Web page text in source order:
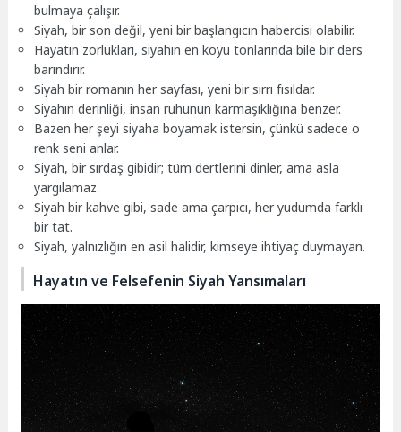
bulmaya çalışır.
Siyah, bir son değil, yeni bir başlangıcın habercisi olabilir.
Hayatın zorlukları, siyahın en koyu tonlarında bile bir ders
barındırır.
Siyah bir romanın her sayfası, yeni bir sırrı fısıldar.
Siyahın derinliği, insan ruhunun karmaşıklığına benzer.
Bazen her şeyi siyaha boyamak istersin, çünkü sadece o
renk seni anlar.
Siyah, bir sırdaş gibidir; tüm dertlerini dinler, ama asla
yargılamaz.
Siyah bir kahve gibi, sade ama çarpıcı, her yudumda farklı
bir tat.
Siyah, yalnızlığın en asil halidir, kimseye ihtiyaç duymayan.
Hayatın ve Felsefenin Siyah Yansımaları